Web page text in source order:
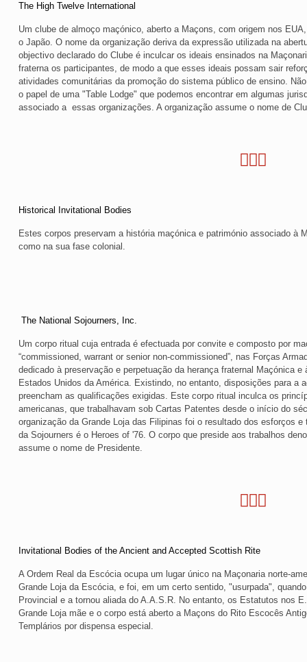
The High Twelve International
Um clube de almoço maçónico, aberto a Maçons, com origem nos
o Japão. O nome da organização deriva da expressão utilizada na
objectivo declarado do Clube é inculcar os ideais ensinados na
fraterna os participantes, de modo a que esses ideais possam sair
atividades comunitárias da promoção do sistema público de ensino.
o papel de uma "Table Lodge" que podemos encontrar em algumas
associado a essas organizações. A organização assume o nome de
Historical Invitational Bodies
Estes corpos preservam a história maçónica e património associado à
como na sua fase colonial.
The National Sojourners, Inc.
Um corpo ritual cuja entrada é efectuada por convite e composto por
“commissioned, warrant or senior non-commissioned”, nas Forças
dedicado à preservação e perpetuação da herança fraternal Maçónica
Estados Unidos da América. Existindo, no entanto, disposições para a
preencham as qualificações exigidas. Este corpo ritual inculca os
americanas, que trabalhavam sob Cartas Patentes desde o início do
organização da Grande Loja das Filipinas foi o resultado dos esforços
da Sojourners é o Heroes of '76. O corpo que preside aos trabalhos
assume o nome de Presidente.
Invitational Bodies of the Ancient and Accepted Scottish Rite
A Ordem Real da Escócia ocupa um lugar único na Maçonaria norte-
Grande Loja da Escócia, e foi, em um certo sentido, "usurpada",
Provincial e a tornou aliada do A.A.S.R. No entanto, os Estatutos nos
Grande Loja mãe e o corpo está aberto a Maçons do Rito Escocês
Templários por dispensa especial.